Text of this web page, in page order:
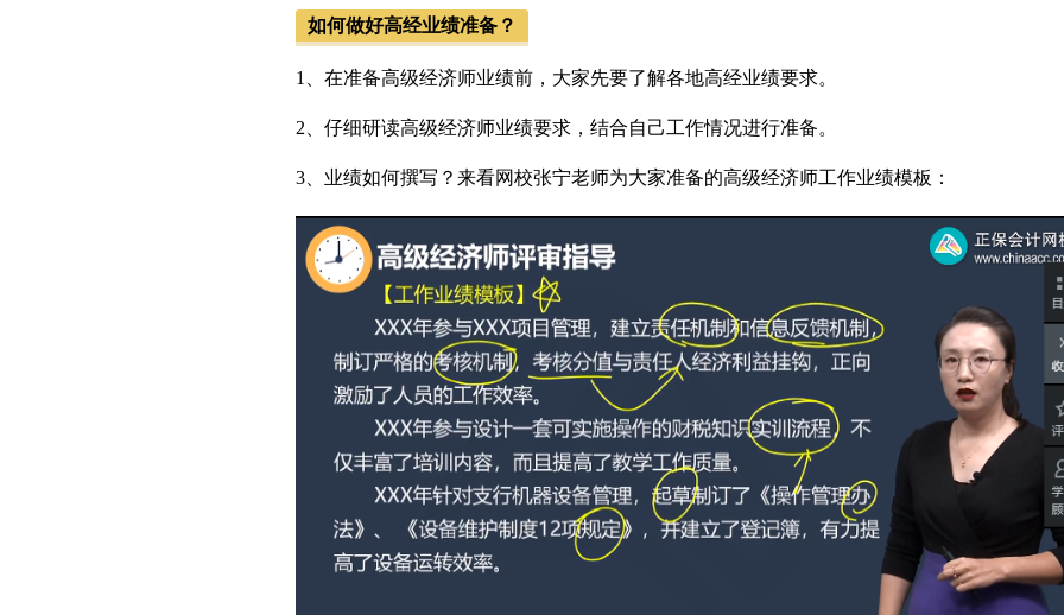
如何做好高经业绩准备？
1、在准备高级经济师业绩前，大家先要了解各地高经业绩要求。
2、仔细研读高级经济师业绩要求，结合自己工作情况进行准备。
3、业绩如何撰写？来看网校张宁老师为大家准备的高级经济师工作业绩模板：